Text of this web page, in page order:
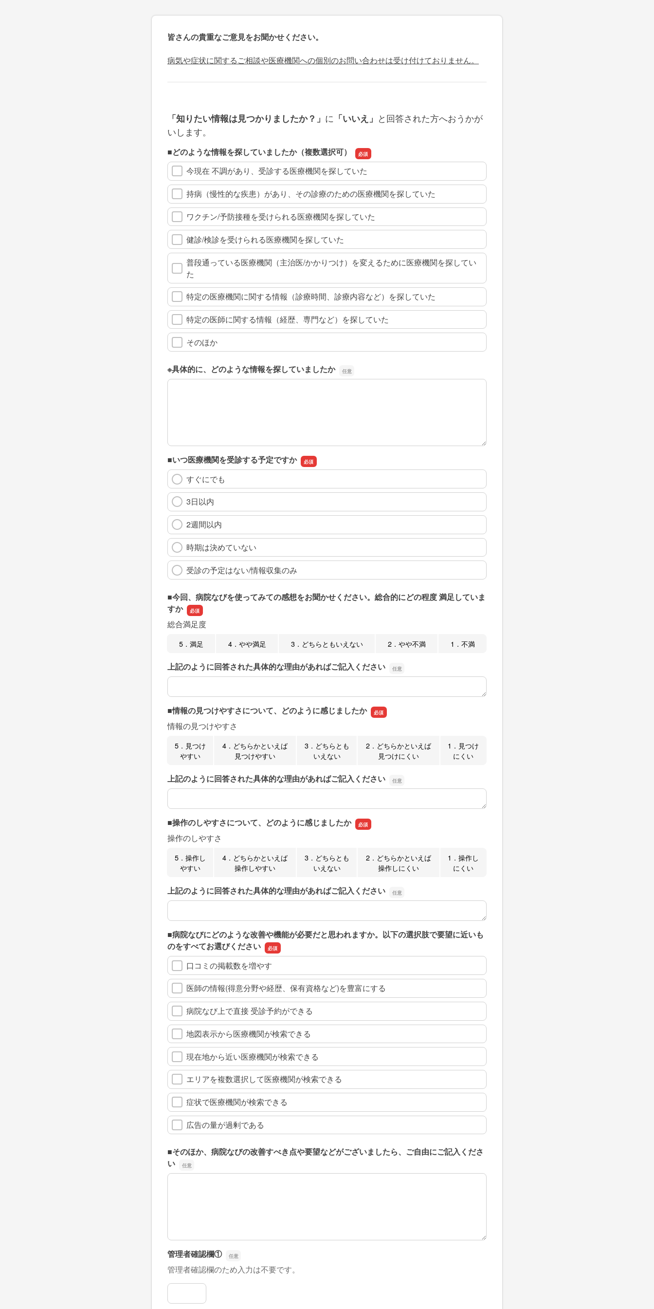
皆さんの貴重なご意見をお聞かせください。
病気や症状に関するご相談や医療機関への個別のお問い合わせは受け付けておりません。
「知りたい情報は見つかりましたか？」 に 「いいえ」 と回答された方へおうかが
いします。
■どのような情報を探していましたか（複数選択可）
今現在 不調があり、受診する医療機関を探していた
持病（慢性的な疾患）があり、その診療のための医療機関を探していた
ワクチン/予防接種を受けられる医療機関を探していた
健診/検診を受けられる医療機関を探していた
普段通っている医療機関（主治医/かかりつけ）を変えるために医療機関を探してい
た
特定の医療機関に関する情報（診療時間、診療内容など）を探していた
特定の医師に関する情報（経歴、専門など）を探していた
そのほか
※具体的に、どのような情報を探していましたか
※具体的に、どのような情報を探していましたか
■いつ医療機関を受診する予定ですか
すぐにでも
3日以内
2週間以内
時期は決めていない
受診の予定はない/情報収集のみ
■今回、病院なびを使ってみての感想をお聞かせください。総合的にどの程度 満足していま
すか
総合満足度
5．満足 4．やや満足 3．どちらともいえない 2．やや不満 1．不満
上記のように回答された具体的な理由があればご記入ください
上記のように回答された具体的な理由があればご記入ください
■情報の見つけやすさについて、どのように感じましたか
情報の見つけやすさ
5．見つけ
やすい
4．どちらかといえば
見つけやすい
3．どちらとも
いえない
2．どちらかといえば
見つけにくい
1．見つけ
にくい
上記のように回答された具体的な理由があればご記入ください
上記のように回答された具体的な理由があればご記入ください
■操作のしやすさについて、どのように感じましたか
操作のしやすさ
5．操作し
やすい
4．どちらかといえば
操作しやすい
3．どちらとも
いえない
2．どちらかといえば
操作しにくい
1．操作し
にくい
上記のように回答された具体的な理由があればご記入ください
上記のように回答された具体的な理由があればご記入ください
■病院なびにどのような改善や機能が必要だと思われますか。以下の選択肢で要望に近いも
のをすべてお選びください
口コミの掲載数を増やす
医師の情報(得意分野や経歴、保有資格など)を豊富にする
病院なび上で直接 受診予約ができる
地図表示から医療機関が検索できる
現在地から近い医療機関が検索できる
エリアを複数選択して医療機関が検索できる
症状で医療機関が検索できる
広告の量が過剰である
■そのほか、病院なびの改善すべき点や要望などがございましたら、ご自由にご記入くださ
い
■そのほか、病院なびの改善すべき点や要望などがございましたら、ご自由にご記入ください
管理者確認欄①
管理者確認欄のため入力は不要です。
管理者確認欄①